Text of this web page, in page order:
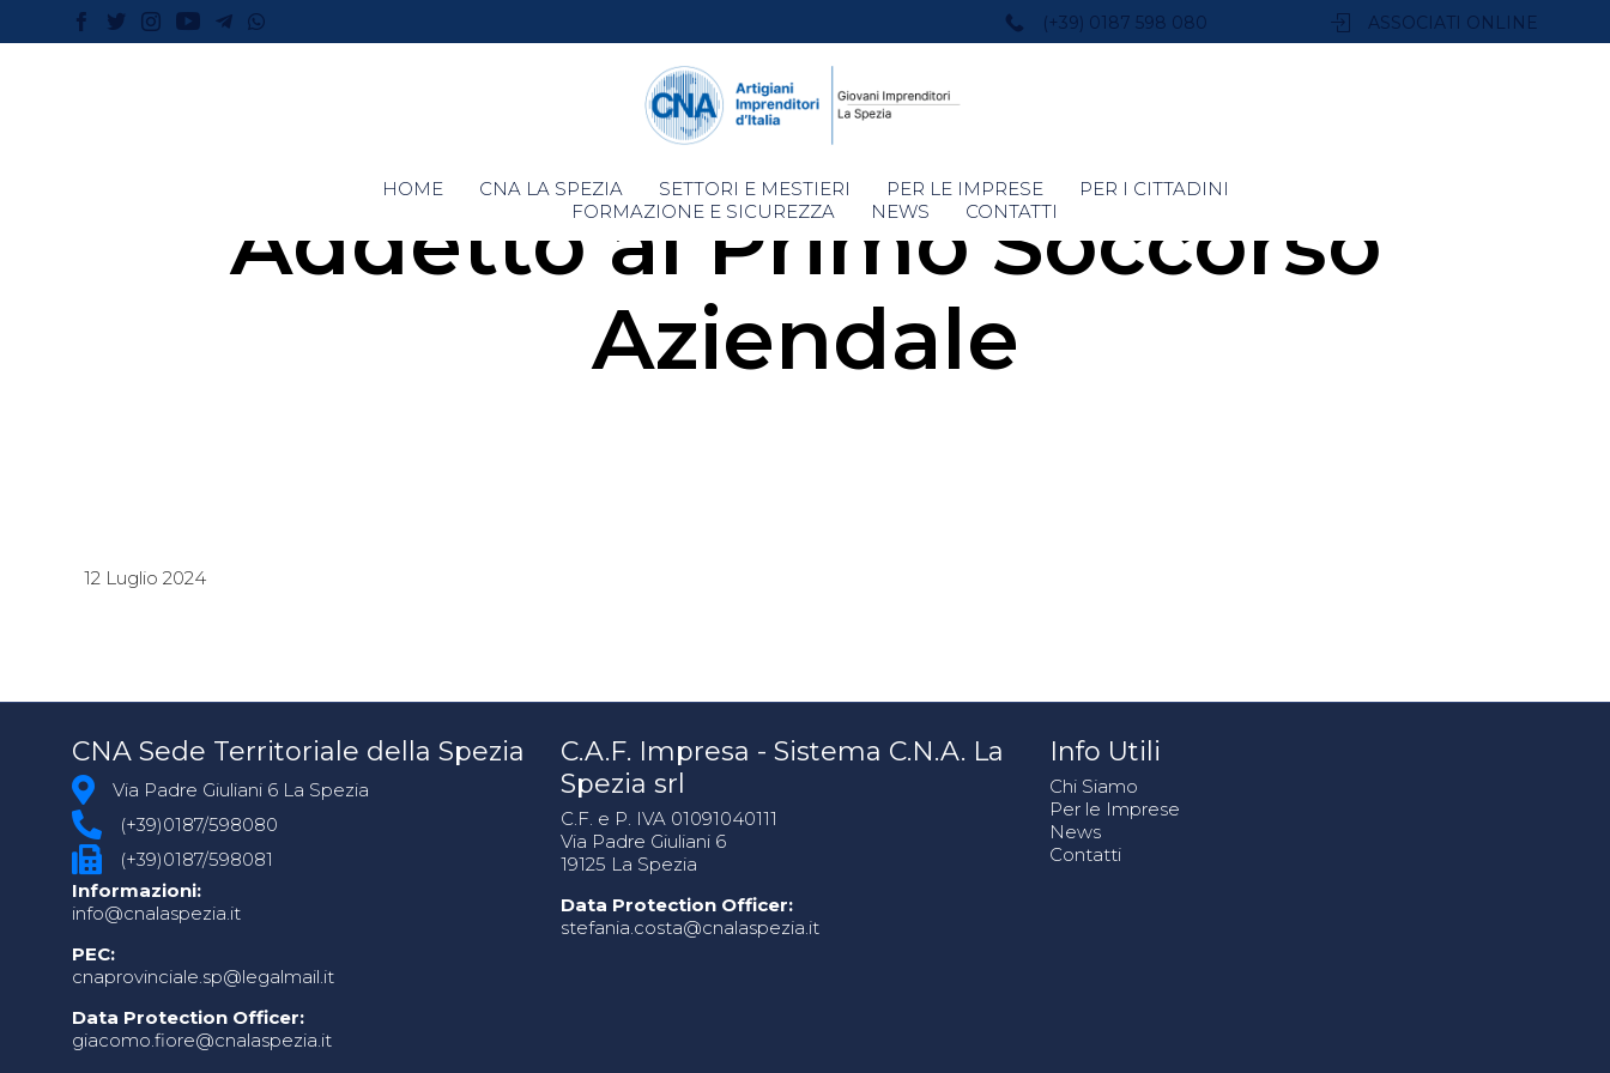
(+39) 0187 598 080 ASSOCIATI ONLINE
Skip
to
HOME CNA LA SPEZIA SETTORI E MESTIERI PER LE IMPRESE
PER I CITTADINI
FORMAZIONE E SICUREZZA
NEWS CONTATTI
Addetto al Primo Soccorso
Aziendale
12 Luglio 2024
CNA Sede Territoriale della Spezia
Via Padre Giuliani 6 La Spezia
(+39)0187/598080
(+39)0187/598081
Informazioni:
info@cnalaspezia.it
PEC:
cnaprovinciale.sp@legalmail.it
Data Protection Officer:
giacomo.fiore@cnalaspezia.it
C.A.F. Impresa - Sistema C.N.A. La
Spezia srl
C.F. e P. IVA 01091040111
Via Padre Giuliani 6
19125 La Spezia
Data Protection Officer:
stefania.costa@cnalaspezia.it
Info Utili
Chi Siamo
Per le Imprese
News
Contatti